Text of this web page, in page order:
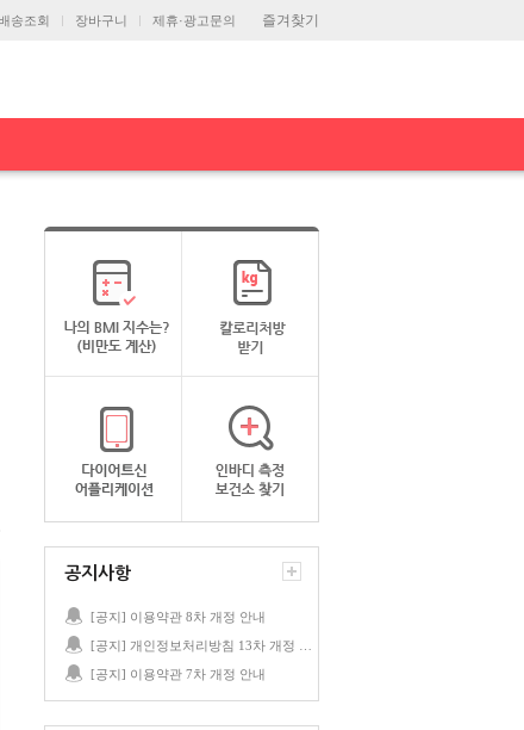
즐겨찾기
송조회 장바구니 제휴·광고문의
공지사항
[공지] 이용약관 8차 개정 안내
[공지] 이용약관 7차 개정 안내